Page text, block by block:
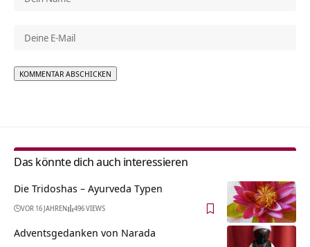
Das könnte dich auch interessieren
Die Tridoshas – Ayurveda Typen
VOR 16 JAHREN 496 VIEWS
Adventsgedanken von Narada